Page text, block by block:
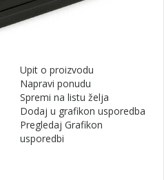
Upit o proizvodu
Napravi ponudu
Spremi na listu želja
Dodaj u grafikon usporedba
Pregledaj Grafikon
usporedbi